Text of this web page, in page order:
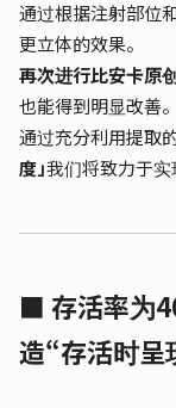
通过根据注射部位
更立体的效果。
再次进行比安卡原
也能得到明显改善。
通过充分利用提取的
度」我们将致力于实
■ 存活率为
造“存活时呈